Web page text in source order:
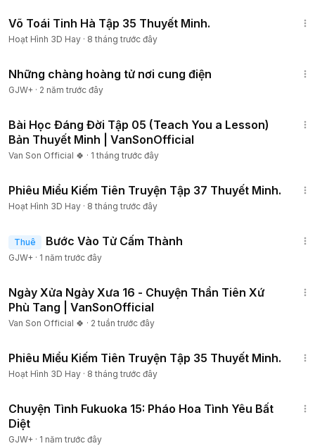
Võ Toái Tinh Hà Tập 35 Thuyết Minh.
Hoạt Hình 3D Hay · 8 tháng trước đây
Những chàng hoàng tử nơi cung điện
GJW+ · 2 năm trước đây
Bài Học Đáng Đời Tập 05 (Teach You a Lesson)
Bản Thuyết Minh | VanSonOfficial
Van Son Official 🍀 · 1 tháng trước đây
Phiêu Miểu Kiếm Tiên Truyện Tập 37 Thuyết Minh.
Hoạt Hình 3D Hay · 8 tháng trước đây
Thuê Bước Vào Tử Cấm Thành
GJW+ · 1 năm trước đây
Ngày Xửa Ngày Xưa 16 - Chuyện Thần Tiên Xứ
Phù Tang | VanSonOfficial
Van Son Official 🍀 · 2 tuần trước đây
Phiêu Miểu Kiếm Tiên Truyện Tập 35 Thuyết Minh.
Hoạt Hình 3D Hay · 8 tháng trước đây
Chuyện Tình Fukuoka 15: Pháo Hoa Tình Yêu Bất
Diệt
GJW+ · 1 năm trước đây